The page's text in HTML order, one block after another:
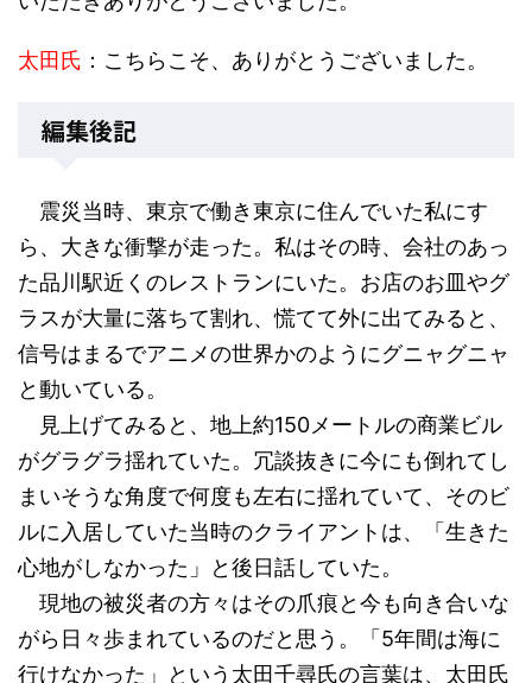
太田氏 ：こちらこそ、ありがとうございました。
編集後記
震災当時、東京で働き東京に住んでいた私にす
ら、大きな衝撃が走った。私はその時、会社のあっ
た品川駅近くのレストランにいた。お店のお皿やグ
ラスが大量に落ちて割れ、慌てて外に出てみると、
信号はまるでアニメの世界かのようにグニャグニャ
と動いている。
見上げてみると、地上約150メートルの商業ビル
がグラグラ揺れていた。冗談抜きに今にも倒れてし
まいそうな角度で何度も左右に揺れていて、そのビ
ルに入居していた当時のクライアントは、「生きた
心地がしなかった」と後日話していた。
現地の被災者の方々はその爪痕と今も向き合いな
がら日々歩まれているのだと思う。「5年間は海に
行けなかった」という太田千尋氏の言葉は、太田氏